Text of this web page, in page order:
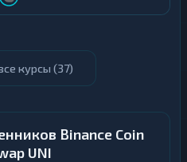
курсы (37)
Binance Coin
UNI